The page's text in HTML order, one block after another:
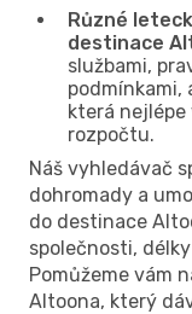
Různé
destinace
službami,
podmínkami,
která
rozpočtu.
Náš vyhledávač
dohromady a
do destinace
společnosti,
Pomůžeme vám
Altoona, který